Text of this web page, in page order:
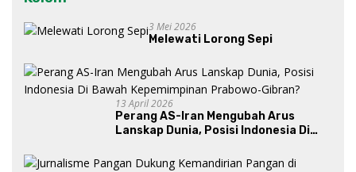
3 Mei 2026
Melewati Lorong Sepi
13 April 2026
Perang AS-Iran Mengubah Arus
Lanskap Dunia, Posisi Indonesia Di
Gibran?